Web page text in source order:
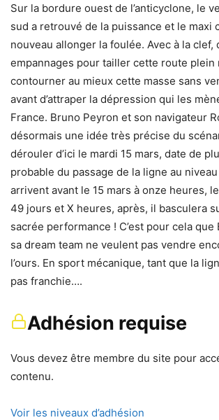
Sur la bordure ouest de l’anticyclone, le
sud a retrouvé de la puissance et le maxi
nouveau allonger la foulée. Avec à la clef,
empannages pour tailler cette route plein
contourner au mieux cette masse sans
avant d’attraper la dépression qui les
France. Bruno Peyron et son navigateur
désormais une idée très précise du
dérouler d’ici le mardi 15 mars, date de
probable du passage de la ligne au niveau
arrivent avant le 15 mars à onze heures,
49 jours et X heures, après, il basculera
sacrée performance ! C’est pour cela
sa dream team ne veulent pas vendre
l’ours. En sport mécanique, tant que la
pas franchie….
Adhésion requise
Vous devez être membre du site pour
contenu.
Voir les niveaux d’adhésion